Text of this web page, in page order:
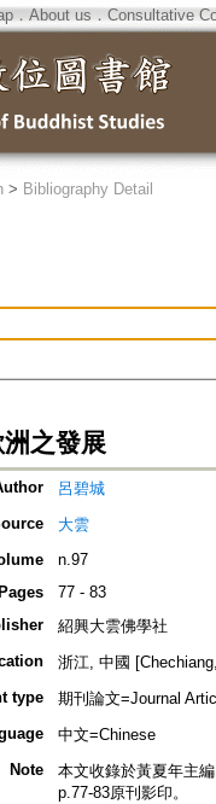
．About us ． Consultative
> Bibliography Detail
之發展
呂碧城
大雲
n.97
Pages
77 - 83
紹興大雲佛學社
浙江, 中國
type
期刊論文=Journal
中文=Chinese
Note
本文收錄於黃夏年主
p.77-83原刊影印。